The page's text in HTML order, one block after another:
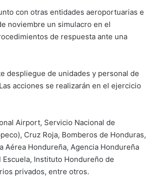
con otras entidades aeroportuarias e
noviembre un simulacro en el
de respuesta ante una
despliegue de unidades y personal de
acciones se realizarán en el ejercicio
Airport, Servicio Nacional de
Cruz Roja, Bomberos de Honduras,
Aérea Hondureña, Agencia Hondureña
Instituto Hondureño de
privados, entre otros.